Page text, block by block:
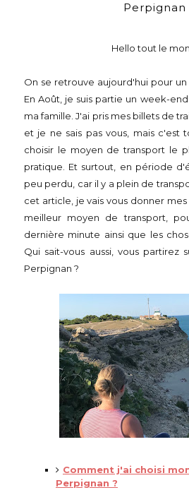
Perpignan
Hello tout le
On se retrouve aujourd'hui pour
En Août, je suis partie un week-
ma famille. J'ai pris mes billets de
et je ne sais pas vous, mais c'est
choisir le moyen de transport le
pratique. Et surtout, en période
peu perdu, car il y a plein de
cet article, je vais vous donner
meilleur moyen de transport,
dernière minute ainsi que les
Qui sait-vous aussi, vous
Perpignan ?
Comment j'ai choisi
Perpignan ?